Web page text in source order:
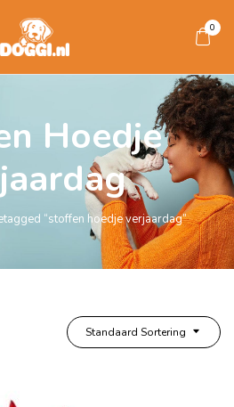
0
Hoedje
“stoffen hoedje verjaardag”
Standaard Sortering